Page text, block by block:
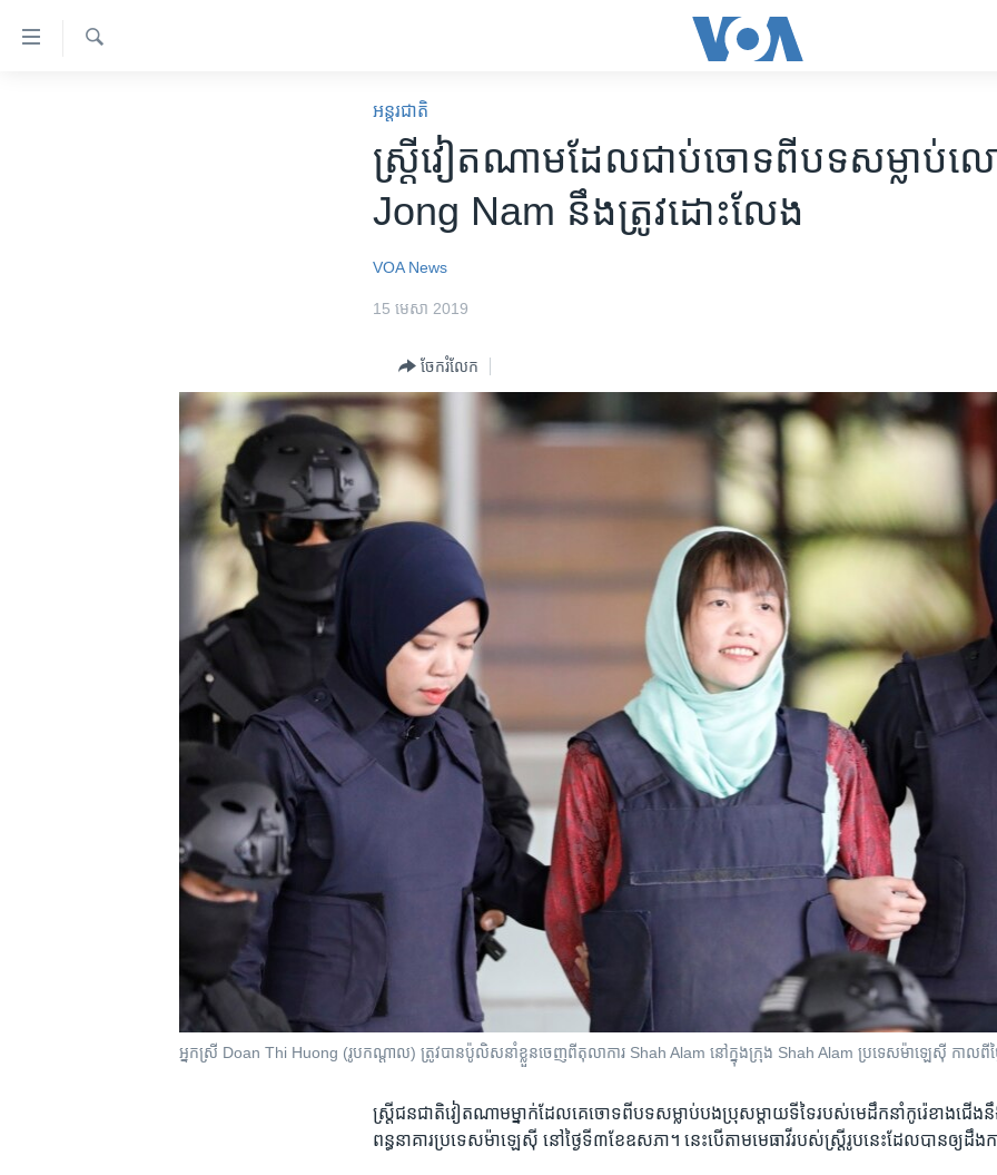
ទៅ​
អន្តរជាតិ
ស្ត្រី​វៀតណាម​ដែល​ជាប់​ចោទ​ពី​បទ​សម្លាប់​ល
Jong Nam ​នឹង​ត្រូវ​ដោះលែង
VOA News
15 មេសា 2019
ចែករំលែក
អ្នកស្រី Doan Thi Huong (រូប​កណ្តាល) ត្រូវ​បាន​ប៉ូលិស​នាំ​ខ្លួន​ចេញ​ពី​តុលាការ Shah Alam នៅ​ក្នុង​ក្រុង Shah Alam ប្រទេស​ម៉ាឡេស៊ី កាលពី​ថ្
ស្ត្រី​ជនជាតិ​វៀតណាម​ម្នាក់​ដែល​គេចោទ​ពីបទ​សម្លាប់​បងប្រុស​ម្តាយ​ទីទៃរបស់​មេដឹក​នាំកូរ៉េ​ខាង​ជើង​
ពន្ធនាគារ​ប្រទេស​ម៉ាឡេស៊ី​ នៅ​ថ្ងៃ​ទី​៣​ខែ​ឧសភា។​ នេះបើ​តាម​មេធាវី​របស់​ស្ត្រី​រូប​នេះ​ដែល​បាន​ឲ្យ​ដឹង​